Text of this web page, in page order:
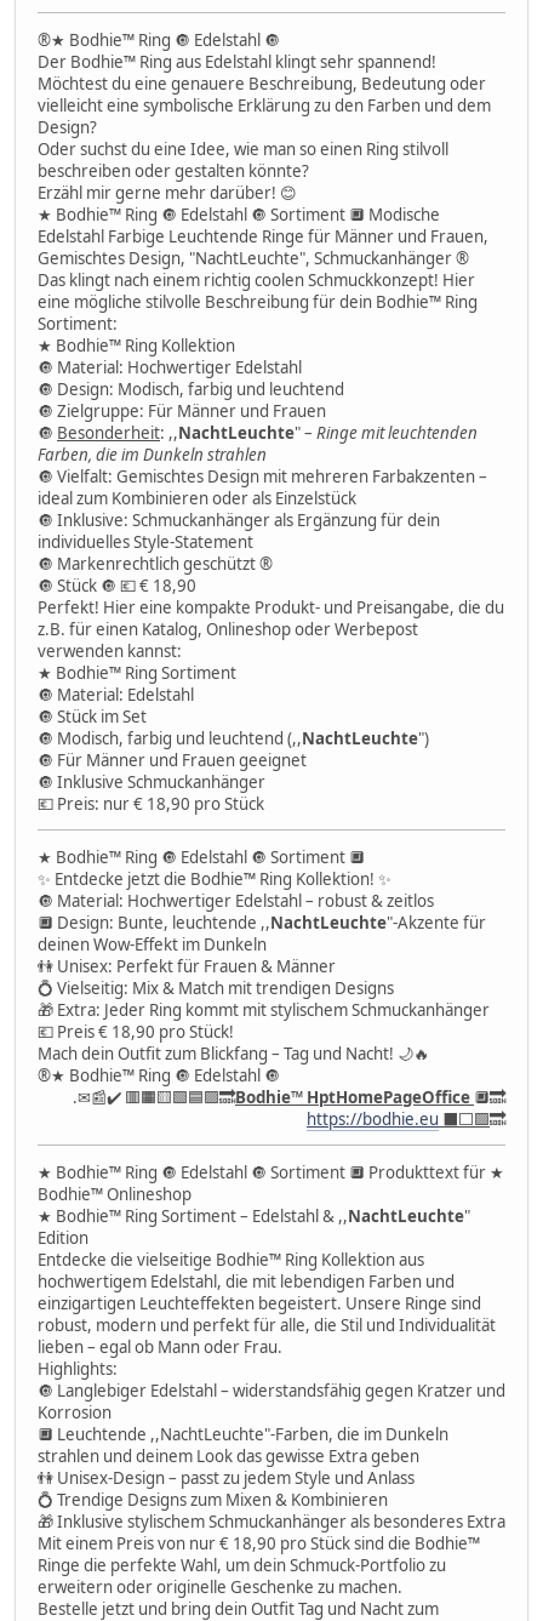
®️★ Bodhie™ Ring 🔘 Edelstahl 🔘
Der Bodhie™ Ring aus Edelstahl klingt sehr spannend!
Möchtest du eine genauere Beschreibung, Bedeutung oder
vielleicht eine symbolische Erklärung zu den Farben und dem
Design?
Oder suchst du eine Idee, wie man so einen Ring stilvoll
beschreiben oder gestalten könnte?
Erzähl mir gerne mehr darüber! 😊
★ Bodhie™ Ring 🔘 Edelstahl 🔘 Sortiment 🔲 Modische
Edelstahl Farbige Leuchtende Ringe für Männer und Frauen,
Gemischtes Design, "NachtLeuchte", Schmuckanhänger ®️
Das klingt nach einem richtig coolen Schmuckkonzept! Hier
eine mögliche stilvolle Beschreibung für dein Bodhie™ Ring
Sortiment:
★ Bodhie™ Ring Kollektion
🔘 Material: Hochwertiger Edelstahl
🔘 Design: Modisch, farbig und leuchtend
🔘 Zielgruppe: Für Männer und Frauen
🔘 Besonderheit: ,,NachtLeuchte" – Ringe mit leuchtenden
Farben, die im Dunkeln strahlen
🔘 Vielfalt: Gemischtes Design mit mehreren Farbakzenten –
ideal zum Kombinieren oder als Einzelstück
🔘 Inklusive: Schmuckanhänger als Ergänzung für dein
individuelles Style-Statement
🔘 Markenrechtlich geschützt ®️
🔘 Stück 🔘 💶 € 18,90
Perfekt! Hier eine kompakte Produkt- und Preisangabe, die du
z.B. für einen Katalog, Onlineshop oder Werbepost
verwenden kannst:
★ Bodhie™ Ring Sortiment
🔘 Material: Edelstahl
🔘 Stück im Set
🔘 Modisch, farbig und leuchtend (,,NachtLeuchte")
🔘 Für Männer und Frauen geeignet
🔘 Inklusive Schmuckanhänger
💶 Preis: nur € 18,90 pro Stück
★ Bodhie™ Ring 🔘 Edelstahl 🔘 Sortiment 🔲
✨ Entdecke jetzt die Bodhie™ Ring Kollektion! ✨
🔘 Material: Hochwertiger Edelstahl – robust & zeitlos
🔲 Design: Bunte, leuchtende ,,NachtLeuchte"-Akzente für
deinen Wow-Effekt im Dunkeln
👫 Unisex: Perfekt für Frauen & Männer
💍 Vielseitig: Mix & Match mit trendigen Designs
🎁 Extra: Jeder Ring kommt mit stylischem Schmuckanhänger
💶 Preis € 18,90 pro Stück!
Mach dein Outfit zum Blickfang – Tag und Nacht! 🌙🔥
®️★ Bodhie™ Ring 🔘 Edelstahl 🔘
.✉📰✔️ 🟥🟧🟨🟩🟦🟪🔜Bodhie™ HptHomePageOffice 🔲🔜
https://bodhie.eu ⬛️⬜️🟪🔜
★ Bodhie™ Ring 🔘 Edelstahl 🔘 Sortiment 🔲 Produkttext für ★
Bodhie™ Onlineshop
★ Bodhie™ Ring Sortiment – Edelstahl & ,,NachtLeuchte"
Edition
Entdecke die vielseitige Bodhie™ Ring Kollektion aus
hochwertigem Edelstahl, die mit lebendigen Farben und
einzigartigen Leuchteffekten begeistert. Unsere Ringe sind
robust, modern und perfekt für alle, die Stil und Individualität
lieben – egal ob Mann oder Frau.
Highlights:
🔘 Langlebiger Edelstahl – widerstandsfähig gegen Kratzer und
Korrosion
🔲 Leuchtende ,,NachtLeuchte"-Farben, die im Dunkeln
strahlen und deinem Look das gewisse Extra geben
👫 Unisex-Design – passt zu jedem Style und Anlass
💍 Trendige Designs zum Mixen & Kombinieren
🎁 Inklusive stylischem Schmuckanhänger als besonderes Extra
Mit einem Preis von nur € 18,90 pro Stück sind die Bodhie™
Ringe die perfekte Wahl, um dein Schmuck-Portfolio zu
erweitern oder originelle Geschenke zu machen.
Bestelle jetzt und bring dein Outfit Tag und Nacht zum